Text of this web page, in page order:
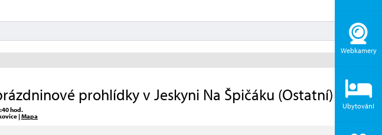
prohlídky v Jeskyni Na Špičáku (Ostatní)
hod.
|Mapa
Webkamery
Ubytování